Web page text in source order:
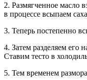
2. Размягченное масло
в процессе всыпаем
3. Теперь постепенно
4. Затем разделяем его
Ставим тесто в
5. Тем временем